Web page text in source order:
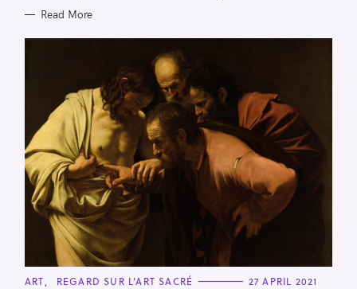
Read More
C
ART REGARD SUR L'ART SACRÉ 27 APRIL 2021